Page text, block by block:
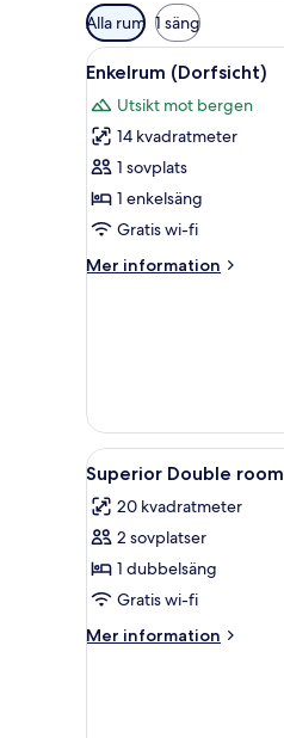
Tillgängliga
filter
för
Alla rum 1 säng
Öppna
alla
foton
för
Enkelrum
(Dorfsicht)
9
Enkelrum (Dorfsicht)
Utsikt mot bergen
14 kvadratmeter
1 sovplats
1 enkelsäng
Gratis wi-fi
Mer information
Mer
Öppna
alla
foton
för
Superior
Double
room
2
Superior Double room
20 kvadratmeter
2 sovplatser
1 dubbelsäng
Gratis wi-fi
Mer information
Mer